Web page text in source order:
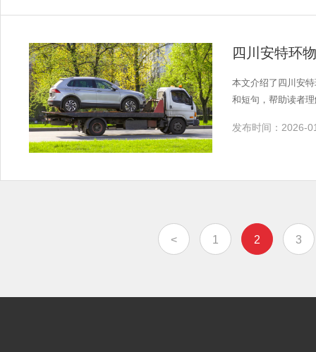
四川安特环
本文介绍了四川安
和短句，帮助读者
发布时间：2026-
< 1 2 3